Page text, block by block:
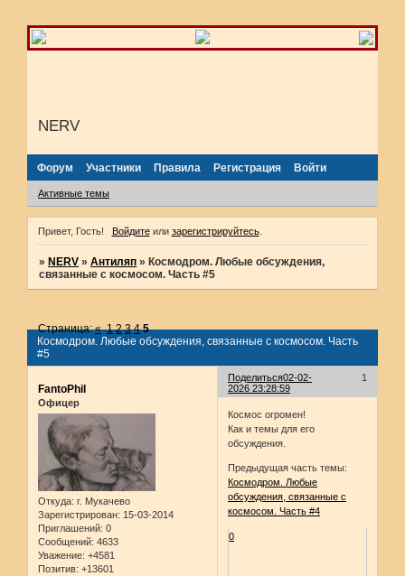
NERV
Форум Участники Правила Регистрация Войти
Активные темы
Привет, Гость! Войдитеили зарегистрируйтесь.
»NERV »Антиляп »Космодром. Любые обсуждения,
связанные с космосом. Часть #5
Космодром. Любые обсуждения, связанные с космосом. Часть
#5
Страница:« 1 2 3 4 5
Поделиться 1
02-02-
2026 23:28:59
FantoPhil
Офицер
Откуда: г. Мукачево
Зарегистрирован: 15-03-2014
Приглашений: 0
Сообщений: 4633
Уважение: +4581
Позитив: +13601
Космос огромен!
Как и темы для его
обсуждения.
Предыдущая часть темы:
Космодром. Любые
обсуждения, связанные с
космосом. Часть #4
0